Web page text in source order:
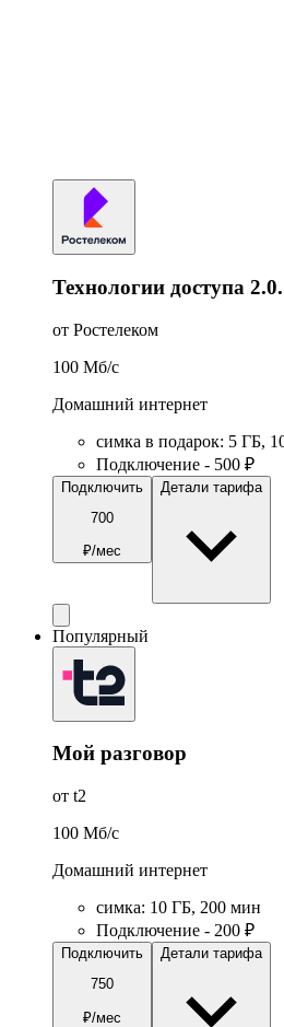
Технологии доступа
от Ростелеком
100 Мб/c
Домашний интернет
симка в подарок: 5 ГБ,
Подключение - 500 ₽
Подключить
700
₽/мес
Детали тарифа
Популярный
Мой разговор
от t2
100 Мб/c
Домашний интернет
симка: 10 ГБ, 200 мин
Подключение - 200 ₽
Подключить
750
₽/мес
Детали тарифа